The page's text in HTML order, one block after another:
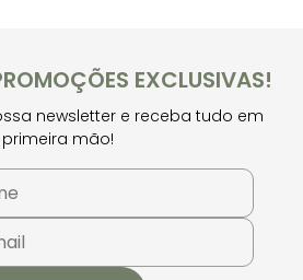
EXCLUSIVAS!
newsletter e receba tudo em
primeira mão!